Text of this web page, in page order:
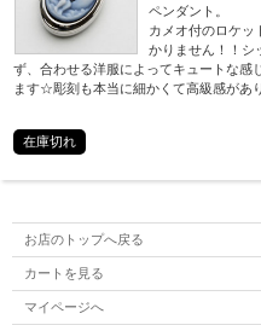
ペンダント。
カメオ付のロケッ
かりません！！シ
ず、合わせる洋服によってキュートな感
ます☆彫刻も本当に細かくて高級感があ
在庫切れ
お店のトップへ戻る
カートを見る
マイページへ